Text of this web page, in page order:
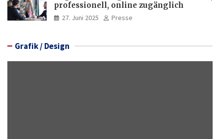
professionell, online zugänglich
27. Juni 2025 Presse
Grafik / Design